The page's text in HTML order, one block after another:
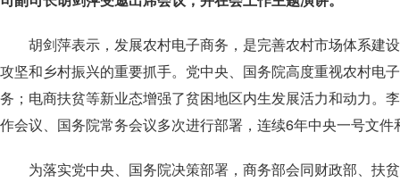
胡剑萍表示，发展农村电子商务，是完善农村市场体系建
攻坚和乡村振兴的重要抓手。党中央、国务院高度重视农村电
务；电商扶贫等新业态增强了贫困地区内生发展活力和动力。
作会议、国务院常务会议多次进行部署，连续6年中央一号文
为落实党中央、国务院决策部署，商务部会同财政部、扶